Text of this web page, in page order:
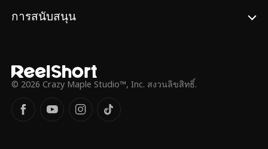
การสนับสนุน
© 2026 Crazy Maple Studio™, Inc. สงวนลิขสิทธิ์.